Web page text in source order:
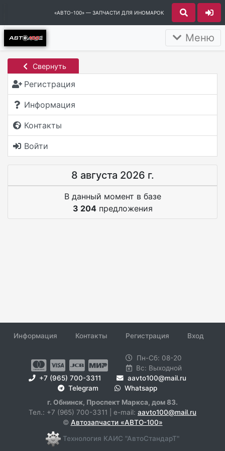
«АВТО-100» — ЗАПЧАСТИ ДЛЯ ИНОМАРОК
Меню
Свернуть
Регистрация
Информация
Контакты
Войти
8 августа 2026 г.
В данный момент в базе
3 204предложения
Информация Контакты Регистрация Вход
Пн-Сб: 08-20
Вс: Выходной
+7 (965) 700-3311
aavto100@mail.ru
Telegram
Whatsapp
г. Обнинск, Проспект Маркса, дом 83.
Тел.: +7 (965) 700-3311 | e-mail: aavto100@mail.ru
© Автозапчасти «АВТО-100»
Технология КАИС "АвтоСтандарТ"